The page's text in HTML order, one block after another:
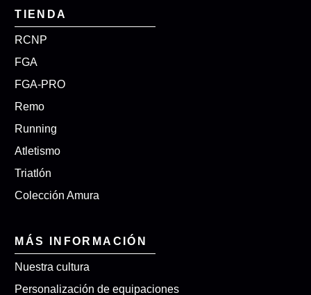
TIENDA
RCNP
FGA
FGA-PRO
Remo
Running
Atletismo
Triatlón
Colección Amura
MÁS INFORMACIÓN
Nuestra cultura
Personalización de equipaciones